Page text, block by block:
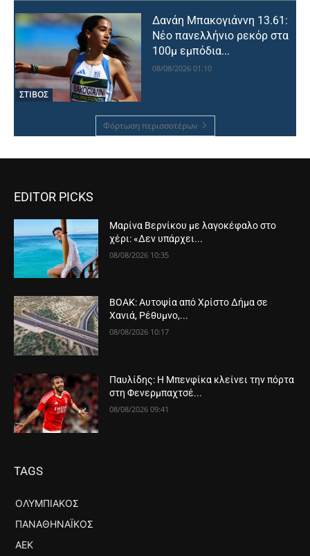
ΣΤΙΒΟΣ
Δανάη Μπακογιάννη 13.61:
Νέο πανελλήνιο ρεκόρ στα
100μ εμπόδια...
08/08/2026 01:10
Φόρτωση περισσοτέρων
EDITOR PICKS
Μαρίνα Βερνίκου με λαγοκέφαλο στο
χέρι: «Δεν υπάρχει...
08/08/2026 10:35
ΒΟΑΚ: Αυτοψία από Χρίστο Δήμα σε
Χανιά, Ρέθυμνο,...
08/08/2026 10:17
Παυλίδης: Η Μπενφίκα κλείνει την πόρτα
στη Φενερμπαχτσέ...
08/08/2026 09:41
TAGS
ΟΛΥΜΠΙΑΚΌΣ
ΠΑΝΑΘΗΝΑΪΚΌΣ
ΑΕΚ